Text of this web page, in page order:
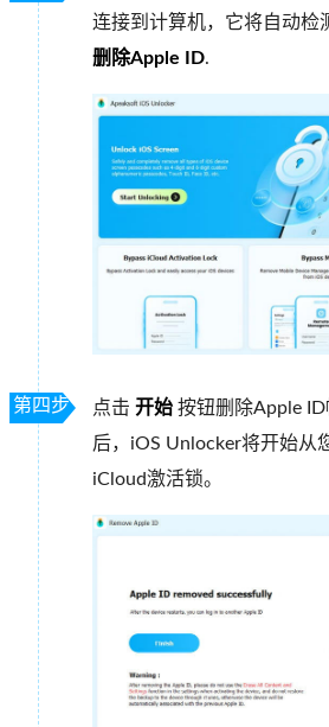
连接到计算机，它将自动检
删除Apple ID.
第四步 点击 开始 按钮删除Apple
后，iOS Unlocker将开始从
iCloud激活锁。